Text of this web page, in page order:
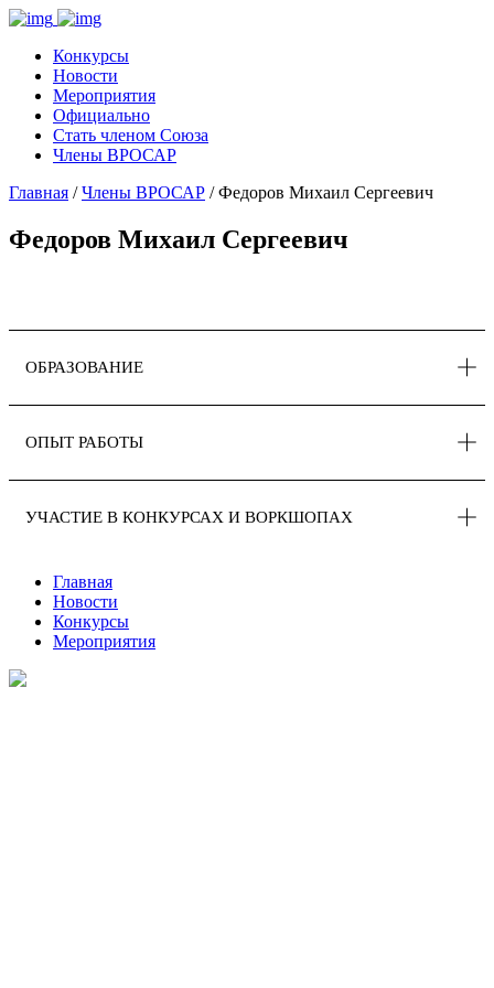
Конкурсы
Новости
Мероприятия
Официально
Стать членом Союза
Члены ВРОСАР
Главная /Члены ВРОСАР / Федоров Михаил Сергеевич
Федоров Михаил Сергеевич
ОБРАЗОВАНИЕ
ОПЫТ РАБОТЫ
УЧАСТИЕ В КОНКУРСАХ И ВОРКШОПАХ
Главная
Новости
Конкурсы
Мероприятия